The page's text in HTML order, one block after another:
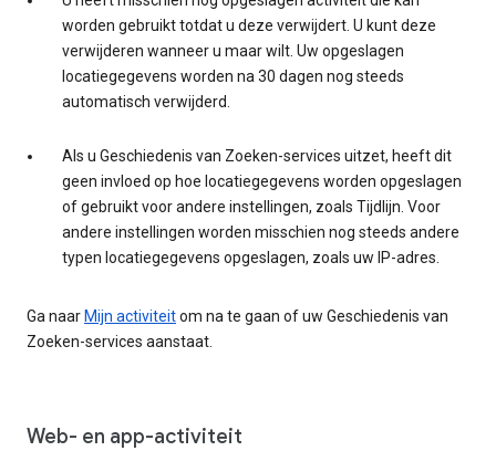
worden gebruikt totdat u deze verwijdert. U kunt deze
verwijderen wanneer u maar wilt. Uw opgeslagen
locatiegegevens worden na 30 dagen nog steeds
automatisch verwijderd.
Als u Geschiedenis van Zoeken-services uitzet, heeft dit
geen invloed op hoe locatiegegevens worden opgeslagen
of gebruikt voor andere instellingen, zoals Tijdlijn. Voor
andere instellingen worden misschien nog steeds andere
typen locatiegegevens opgeslagen, zoals uw IP-adres.
Ga naar Mijn activiteitom na te gaan of uw Geschiedenis van
Zoeken-services aanstaat.
Web- en app-activiteit